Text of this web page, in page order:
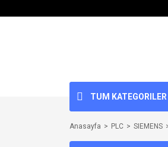
TUM KATEGORILER
Anasayfa PLC SIEMENS